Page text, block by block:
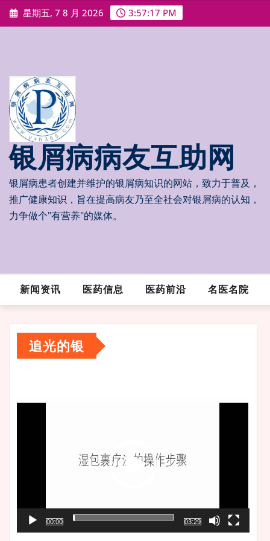
Skip
to
星期五, 7 8 月 2026 3:57:18 PM
银屑病病友互助网
银屑病患者创建并维护的银屑病知识的网站，致力于普及，
推广健康知识，旨在提高病友乃至全社会对银屑病的认知，
力争做个"有营养"的媒体。
新闻资讯 医药信息 医药前沿 名医名院
追光的银
频
00:00 03:29